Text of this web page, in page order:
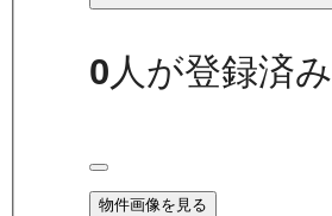
0 人が登録済み
物件画像を見る